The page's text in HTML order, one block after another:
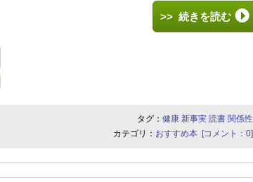
>> 続きを読む
タグ： 健康 新事実 読書 関係性
カテゴリ： おすすめ本 [コメント：0]